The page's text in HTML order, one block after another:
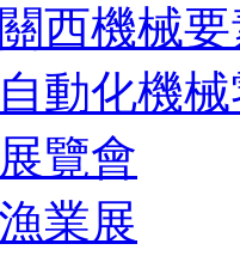
西機械要
動化機
覽會
業展